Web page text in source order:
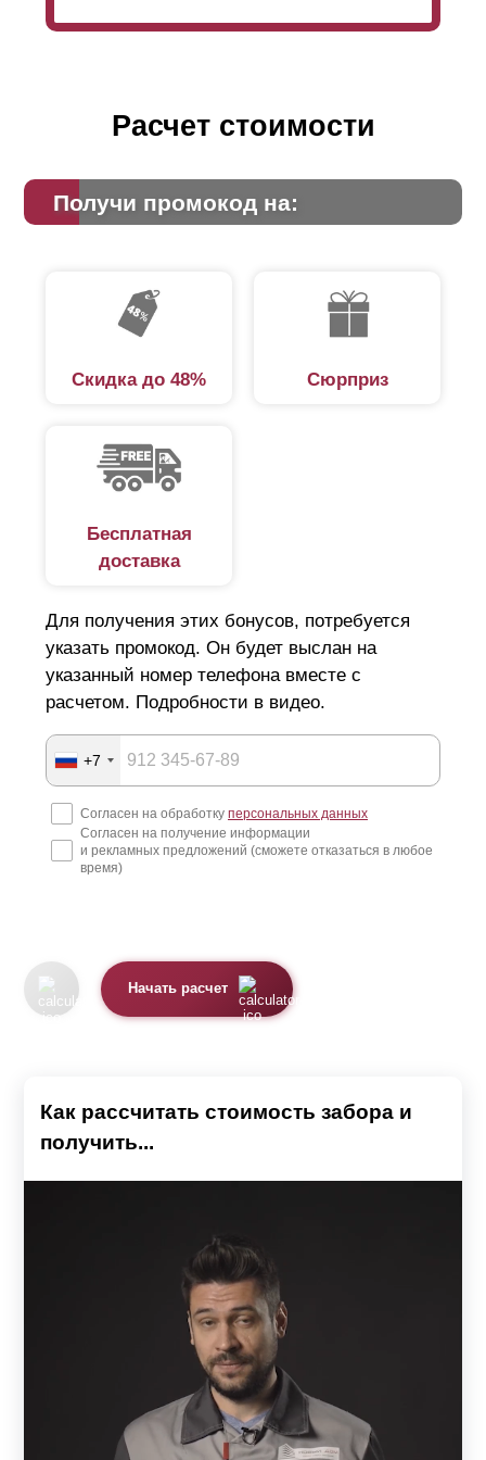
Расчет стоимости
Получи промокод на:
Скидка до 48% Сюрприз
Бесплатная
доставка
Для получения этих бонусов, потребуется
указать промокод. Он будет выслан на
указанный номер телефона вместе с
расчетом. Подробности в видео.
+7
Согласен на обработку персональных данных
Согласен на получение информации
и рекламных предложений (сможете отказаться в любое
время)
Начать расчет
Как рассчитать стоимость забора и
получить...